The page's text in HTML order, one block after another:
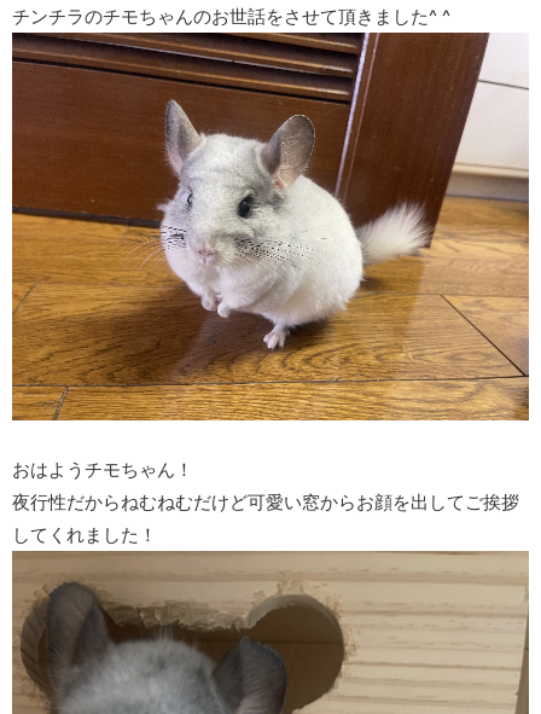
チンチラのチモちゃんのお世話をさせて頂きました^ ^
おはようチモちゃん！
夜行性だからねむねむだけど可愛い窓からお顔を出してご挨拶
してくれました！